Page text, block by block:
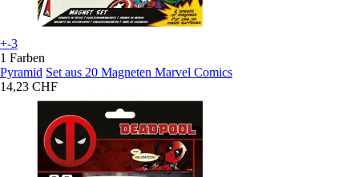
+-3
1 Farben
Pyramid Set aus 20 Magneten Marvel Comics
14,23 CHF